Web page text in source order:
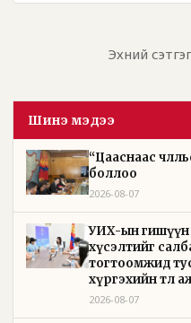
Эхний
Шинэ мэдээ
“Цааснаас
боллоо
2026-08-07
УИХ-ын гишүүн
хүсэлтийг
тогтоомжид
хүргэхийн төлөө
2026-08-07